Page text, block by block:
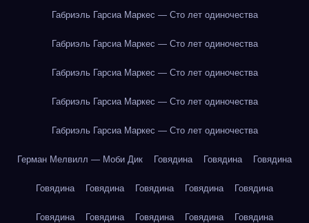
Габриэль Гарсиа Маркес — Сто лет одиночества
Габриэль Гарсиа Маркес — Сто лет одиночества
Габриэль Гарсиа Маркес — Сто лет одиночества
Габриэль Гарсиа Маркес — Сто лет одиночества
Габриэль Гарсиа Маркес — Сто лет одиночества
Герман Мелвилл — Моби Дик Говядина Говядина Говядина
Говядина Говядина Говядина Говядина Говядина
Говядина Говядина Говядина Говядина Говядина